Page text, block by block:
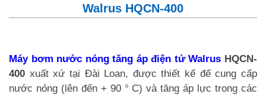
Walrus HQCN-400
Máy bơm nước nóng tăng áp điện tử Walrus HQCN-
400 xuất xứ tại Đài Loan, được thiết kế để cung cấp
nước nóng (lên đến + 90 ° C) và tăng áp lực trong các